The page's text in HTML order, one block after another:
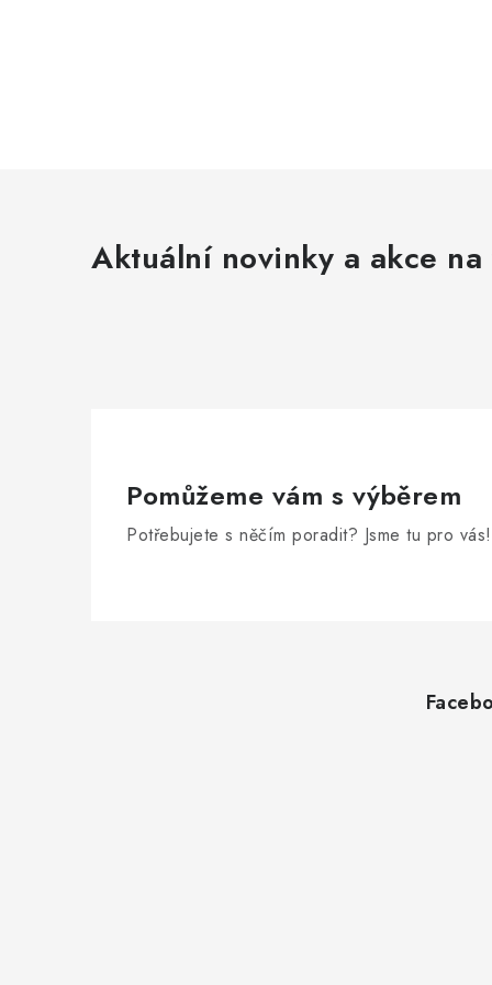
Aktuální novinky a akce na
Pomůžeme vám s výběrem
Potřebujete s něčím poradit? Jsme tu pro vás!